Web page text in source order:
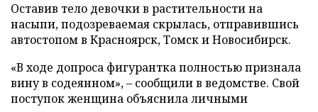
Оставив тело девочки в растительности на
насыпи, подозреваемая скрылась, отправившись
автостопом в Красноярск, Томск и Новосибирск.
«В ходе допроса фигурантка полностью признала
вину в содеянном», – сообщили в ведомстве. Свой
поступок женщина объяснила личными